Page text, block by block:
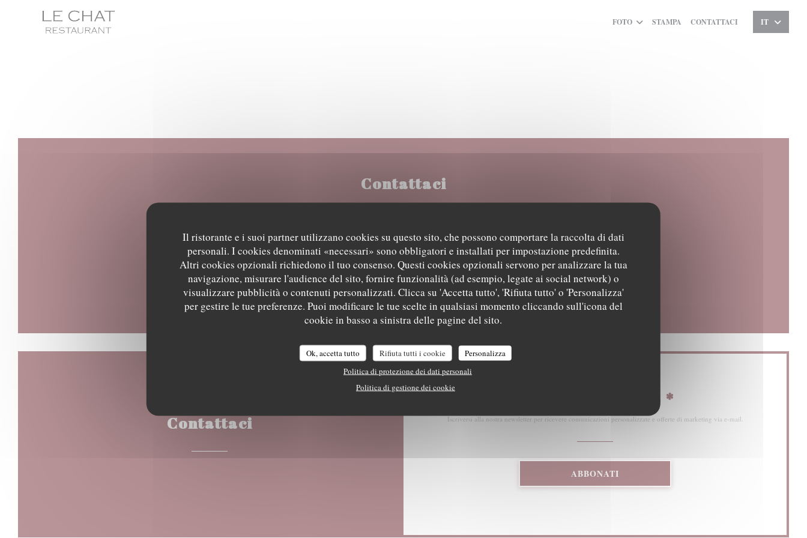
Personalizzazione delle tue scelte sui cookie
Il ristorante e i suoi partner utilizzano cookies su questo sito, che possono comportare la raccolta di dati
personali. I cookies denominati «necessari» sono obbligatori e installati per impostazione predefinita.
Altri cookies opzionali richiedono il tuo consenso. Questi cookies opzionali servono per analizzare la tua
navigazione, misurare l'audience del sito, fornire funzionalità (ad esempio, legate ai social network) o
visualizzare pubblicità o contenuti personalizzati. Clicca su 'Accetta tutto', 'Rifiuta tutto' o 'Personalizza'
per gestire le tue preferenze. Puoi modificare le tue scelte in qualsiasi momento cliccando sull'icona del
cookie in basso a sinistra delle pagine del sito.
Ok, accetta tutto Rifiuta tutti i cookie
Personalizza
Politica di protezione dei dati personali
Politica di gestione dei cookie
FOTO STAMPA CONTATTACI IT
Contattaci
42 bis rue des Guérins - VILLECHAUD 58200 COSNE COURS SUR LOIRE((apre una nuova finestra))
03 86 28 49 03
Facebook ((apre una nuova finestra))
Instagram ((apre una nuova finestra))
Contattaci
Rimani informato *
Iscriversi alla nostra newsletter per ricevere comunicazioni personalizzate e offerte di marketing via e-mail.
ABBONATI